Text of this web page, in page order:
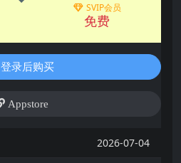
SVIP会员
免费
登录后购买
Appstore
2026-07-04